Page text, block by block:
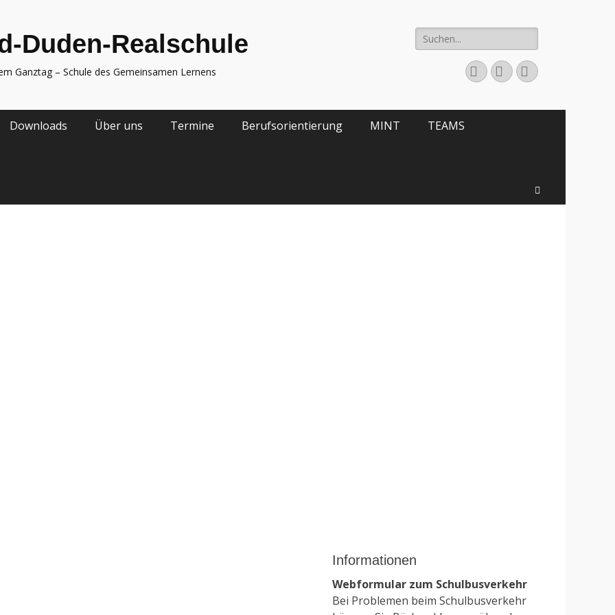
Duden-Realschule
Ganztag – Schule des Gemeinsamen Lernens
Suche
nach:
E-
Mail
YouTubeTelefon
Downloads Über uns Termine Berufsorientierung MINT TEAMS
Informationen
Webformular zum Schulbusverkehr
Bei Problemen beim Schulbusverkehr